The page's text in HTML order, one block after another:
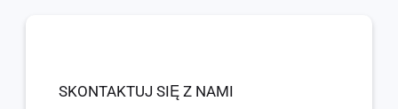
SKONTAKTUJ SIĘ Z NAMI